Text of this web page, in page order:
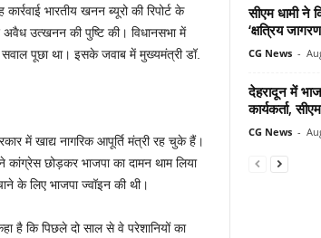
भारतीय खनन ब्यूरो की रिपोर्ट के
उत्खनन की पुष्टि की। विधानसभा में
पूछा था। इसके जवाब में मुख्यमंत्री डॉ.
में खाद्य नागरिक आपूर्ति मंत्री रह चुके हैं।
छोड़कर भाजपा का दामन थाम लिया
के लिए भाजपा ज्वॉइन की थी।
है कि पिछले दो साल से वे परेशानियों का
सीएम धामी ने
‘क्षत्रिय
CG News -
देहरादून में
कार्यकर्ता,
CG News -